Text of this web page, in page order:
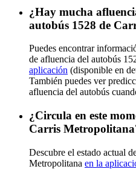
¿Hay mucha
autobús 1528 de
Puedes encontrar
de afluencia del autobús
aplicación (disponible en
También puedes ver
afluencia del autobús
¿Circula en este
Carris
Descubre el estado actual
Metropolitana en la